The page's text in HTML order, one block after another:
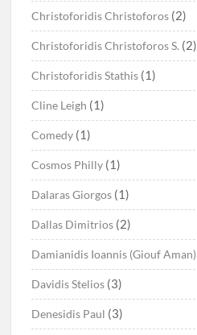
Christoforidis Christoforos (2)
Christoforidis Christoforos S. (2)
Christoforidis Stathis (1)
Cline Leigh (1)
Comedy (1)
Cosmos Philly (1)
Dalaras Giorgos (1)
Dallas Dimitrios (2)
Damianidis Ioannis (Giouf Aman)
Davidis Stelios (3)
Denesidis Paul (3)